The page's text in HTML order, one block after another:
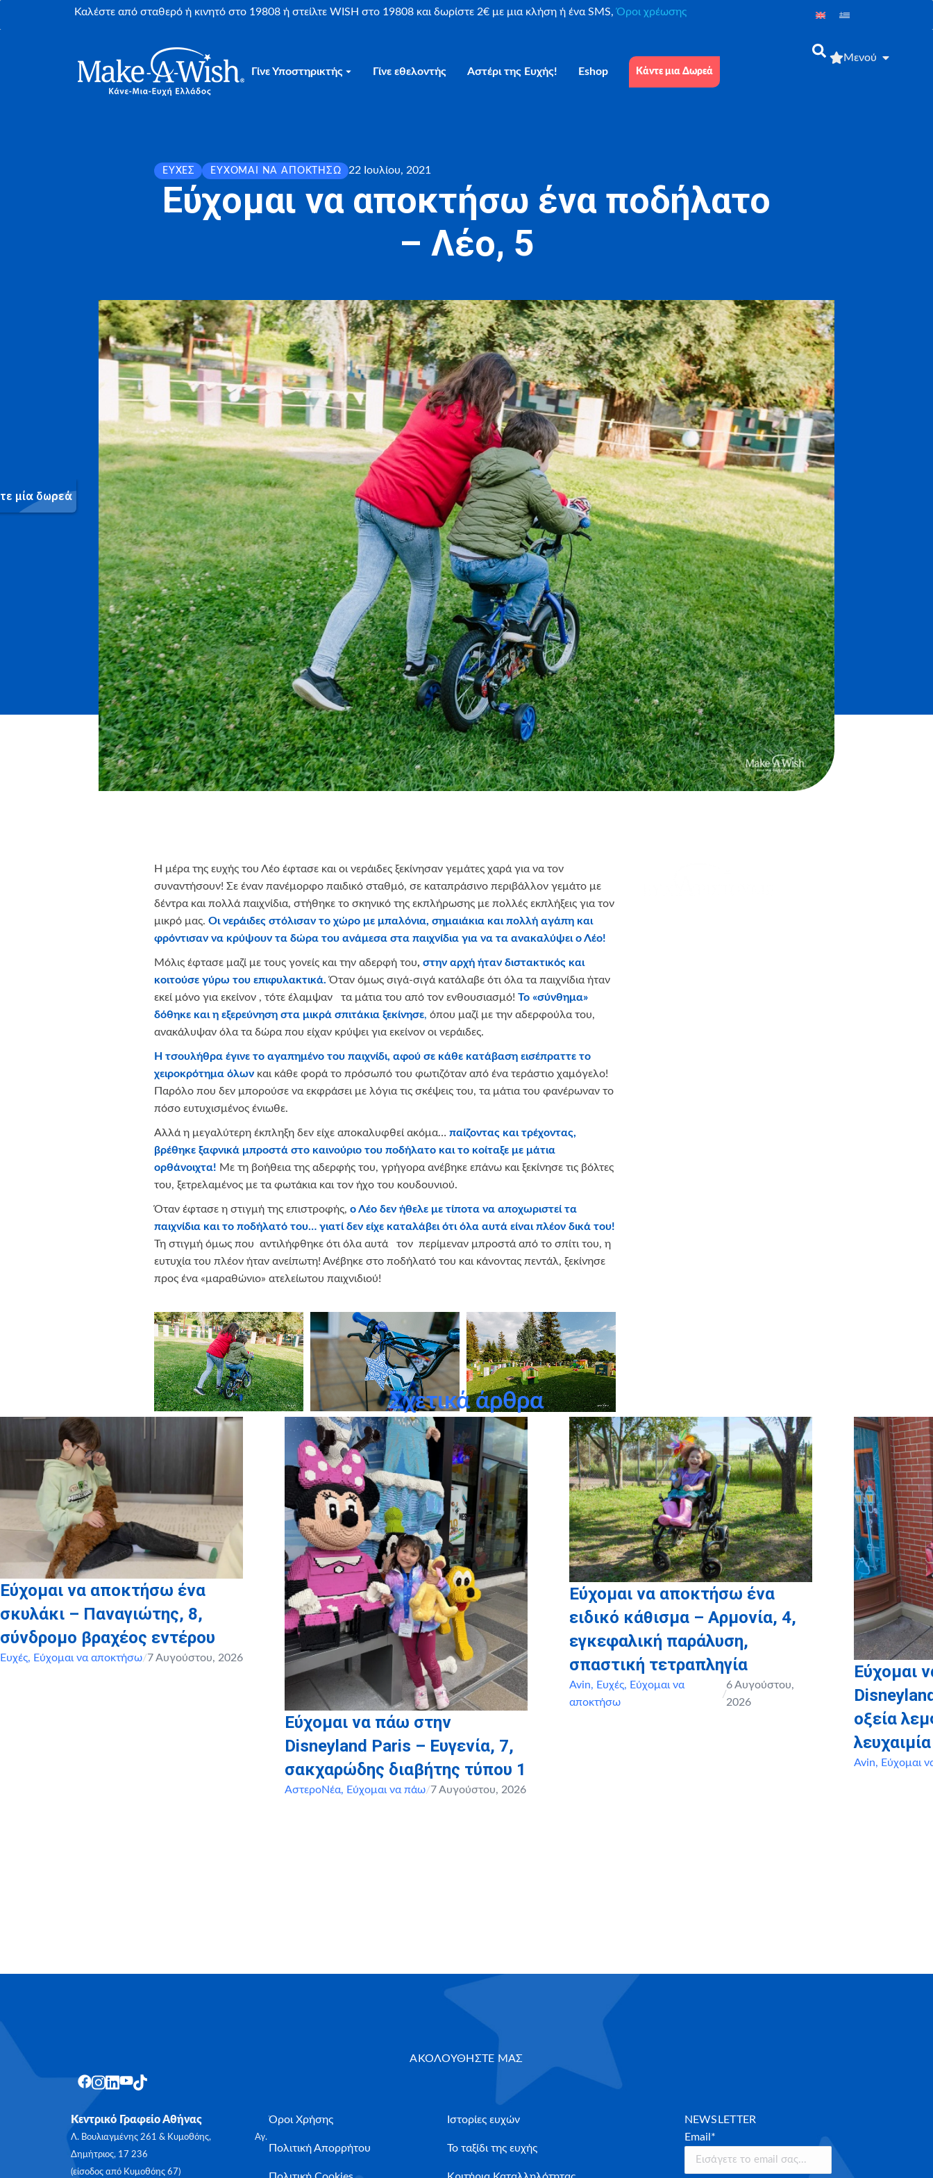
Καλέστε από σταθερό ή κινητό στο 19808 ή στείλτε WISH στο 19808 και δωρίστε 2€ με μια κλήση ή ένα SMS,Όροι χρέωσης
Γίνε Υποστηρικτής Γίνε εθελοντής Αστέρι της Ευχής! Eshop Κάντε μια Δωρεά
Μενού
ΕΥΧΈΣ ΕΎΧΟΜΑΙ ΝΑ ΑΠΟΚΤΉΣΩ 22 Ιουλίου, 2021
Εύχομαι να αποκτήσω ένα ποδήλατο
– Λέο, 5
Η μέρα της ευχής του Λέο έφτασε και οι νεράιδες ξεκίνησαν γεμάτες χαρά για να τον
συναντήσουν! Σε έναν πανέμορφο παιδικό σταθμό, σε καταπράσινο περιβάλλον γεμάτο με
δέντρα και πολλά παιχνίδια, στήθηκε το σκηνικό της εκπλήρωσης με πολλές εκπλήξεις για τον
μικρό μας. Οι νεράιδες στόλισαν το χώρο με μπαλόνια, σημαιάκια και πολλή αγάπη και
φρόντισαν να κρύψουν τα δώρα του ανάμεσα στα παιχνίδια για να τα ανακαλύψει ο Λέο!
Μόλις έφτασε μαζί με τους γονείς και την αδερφή του, στην αρχή ήταν διστακτικός και
κοιτούσε γύρω του επιφυλακτικά. Όταν όμως σιγά-σιγά κατάλαβε ότι όλα τα παιχνίδια ήταν
εκεί μόνο για εκείνον , τότε έλαμψαν τα μάτια του από τον ενθουσιασμό! Το «σύνθημα»
δόθηκε και η εξερεύνηση στα μικρά σπιτάκια ξεκίνησε, όπου μαζί με την αδερφούλα του,
ανακάλυψαν όλα τα δώρα που είχαν κρύψει για εκείνον οι νεράιδες.
Η τσουλήθρα έγινε το αγαπημένο του παιχνίδι, αφού σε κάθε κατάβαση εισέπραττε το
χειροκρότημα όλων και κάθε φορά το πρόσωπό του φωτιζόταν από ένα τεράστιο χαμόγελο!
Παρόλο που δεν μπορούσε να εκφράσει με λόγια τις σκέψεις του, τα μάτια του φανέρωναν το
πόσο ευτυχισμένος ένιωθε.
Αλλά η μεγαλύτερη έκπληξη δεν είχε αποκαλυφθεί ακόμα… παίζοντας και τρέχοντας,
βρέθηκε ξαφνικά μπροστά στο καινούριο του ποδήλατο και το κοίταξε με μάτια
ορθάνοιχτα! Με τη βοήθεια της αδερφής του, γρήγορα ανέβηκε επάνω και ξεκίνησε τις βόλτες
του, ξετρελαμένος με τα φωτάκια και τον ήχο του κουδουνιού.
Όταν έφτασε η στιγμή της επιστροφής, ο Λέο δεν ήθελε με τίποτα να αποχωριστεί τα
παιχνίδια και το ποδήλατό του… γιατί δεν είχε καταλάβει ότι όλα αυτά είναι πλέον δικά του!
Τη στιγμή όμως που αντιλήφθηκε ότι όλα αυτά τον περίμεναν μπροστά από το σπίτι του, η
ευτυχία του πλέον ήταν ανείπωτη! Ανέβηκε στο ποδήλατό του και κάνοντας πεντάλ, ξεκίνησε
προς ένα «μαραθώνιο» ατελείωτου παιχνιδιού!
Σχετικά άρθρα
Εύχομαι να αποκτήσω ένα
σκυλάκι – Παναγιώτης, 8,
σύνδρομο βραχέος εντέρου
Ευχές, Εύχομαι να αποκτήσω/7 Αυγούστου, 2026
Εύχομαι να πάω στην
Disneyland Paris – Ευγενία, 7,
σακχαρώδης διαβήτης τύπου 1
ΑστεροΝέα, Εύχομαι να πάω/7 Αυγούστου, 2026
Εύχομαι να αποκτήσω ένα
ειδικό κάθισμα – Αρμονία, 4,
εγκεφαλική παράλυση,
σπαστική τετραπληγία
Avin, Ευχές, Εύχομαι να
αποκτήσω
/
6 Αυγούστου,
2026
Εύχομαι
οξεία
λευχαιμία
Avin, Εύχομαι
ΑΚΟΛΟΥΘΗΣΤΕ ΜΑΣ
Κεντρικό Γραφείο Αθήνας
Λ. Βουλιαγμένης 261 & Κυμοθόης, Αγ.
Δημήτριος, 17 236
(είσοδος από Κυμοθόης 67)
Όροι Χρήσης
Πολιτική Απορρήτου
Ιστορίες ευχών
Το ταξίδι της ευχής
NEWSLETTER
Email*